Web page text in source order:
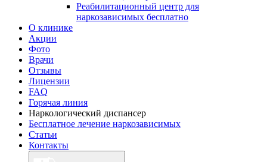
Реабилитационный центр для
наркозависимых бесплатно
О клинике
Акции
Фото
Врачи
Отзывы
Лицензии
FAQ
Горячая линия
Наркологический диспансер
Бесплатное лечение наркозависимых
Статьи
Контакты